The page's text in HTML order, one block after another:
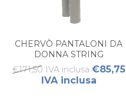
CHERVÒ PANTALONI DA
DONNA STRING
€171,50 IVA inclusa €85,75
IVA inclusa